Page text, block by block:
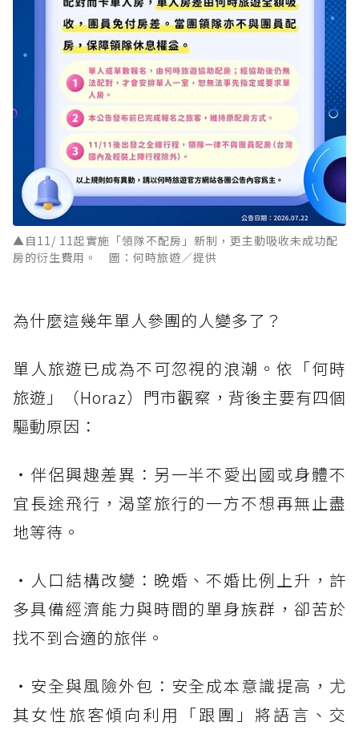
▲自11/ 11起實施「領隊不配房」新制，更主動吸收未成功配
房的衍生費用。 圖：何時旅遊／提供
為什麼這幾年單人參團的人變多了？
單人旅遊已成為不可忽視的浪潮。依「何時
旅遊」（Horaz）門市觀察，背後主要有四個
驅動原因：
・伴侶興趣差異：另一半不愛出國或身體不
宜長途飛行，渴望旅行的一方不想再無止盡
地等待。
・人口結構改變：晚婚、不婚比例上升，許
多具備經濟能力與時間的單身族群，卻苦於
找不到合適的旅伴。
・安全與風險外包：安全成本意識提高，尤
其女性旅客傾向利用「跟團」將語言、交